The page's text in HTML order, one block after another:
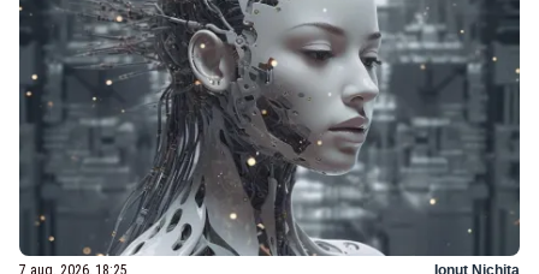
7 aug. 2026, 18:25 Ionuț Nichita